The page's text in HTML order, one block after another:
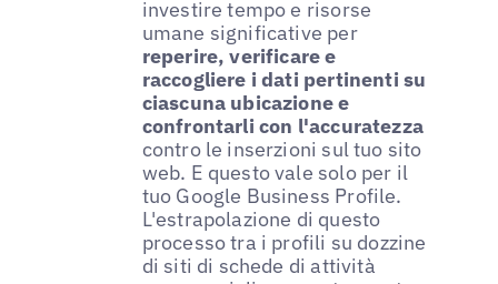
investire tempo e risorse
umane significative per
reperire, verificare e
raccogliere i dati pertinenti su
ciascuna ubicazione e
confrontarli con l'accuratezza
contro le inserzioni sul tuo sito
web. E questo vale solo per il
tuo Google Business Profile.
L'estrapolazione di questo
processo tra i profili su dozzine
di siti di schede di attività